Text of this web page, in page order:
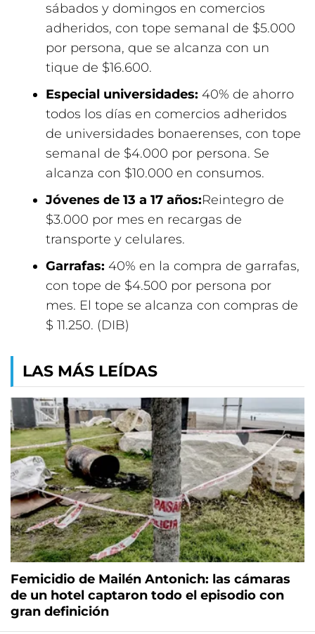
sábados y domingos en comercios
adheridos, con tope semanal de $5.000
por persona, que se alcanza con un
tique de $16.600.
Especial universidades: 40% de ahorro
todos los días en comercios adheridos
de universidades bonaerenses, con tope
semanal de $4.000 por persona. Se
alcanza con $10.000 en consumos.
Jóvenes de 13 a 17 años:Reintegro de
$3.000 por mes en recargas de
transporte y celulares.
Garrafas: 40% en la compra de garrafas,
con tope de $4.500 por persona por
mes. El tope se alcanza con compras de
$ 11.250. (DIB)
LAS MÁS LEÍDAS
Femicidio de Mailén Antonich: las cámaras
de un hotel captaron todo el episodio con
gran definición